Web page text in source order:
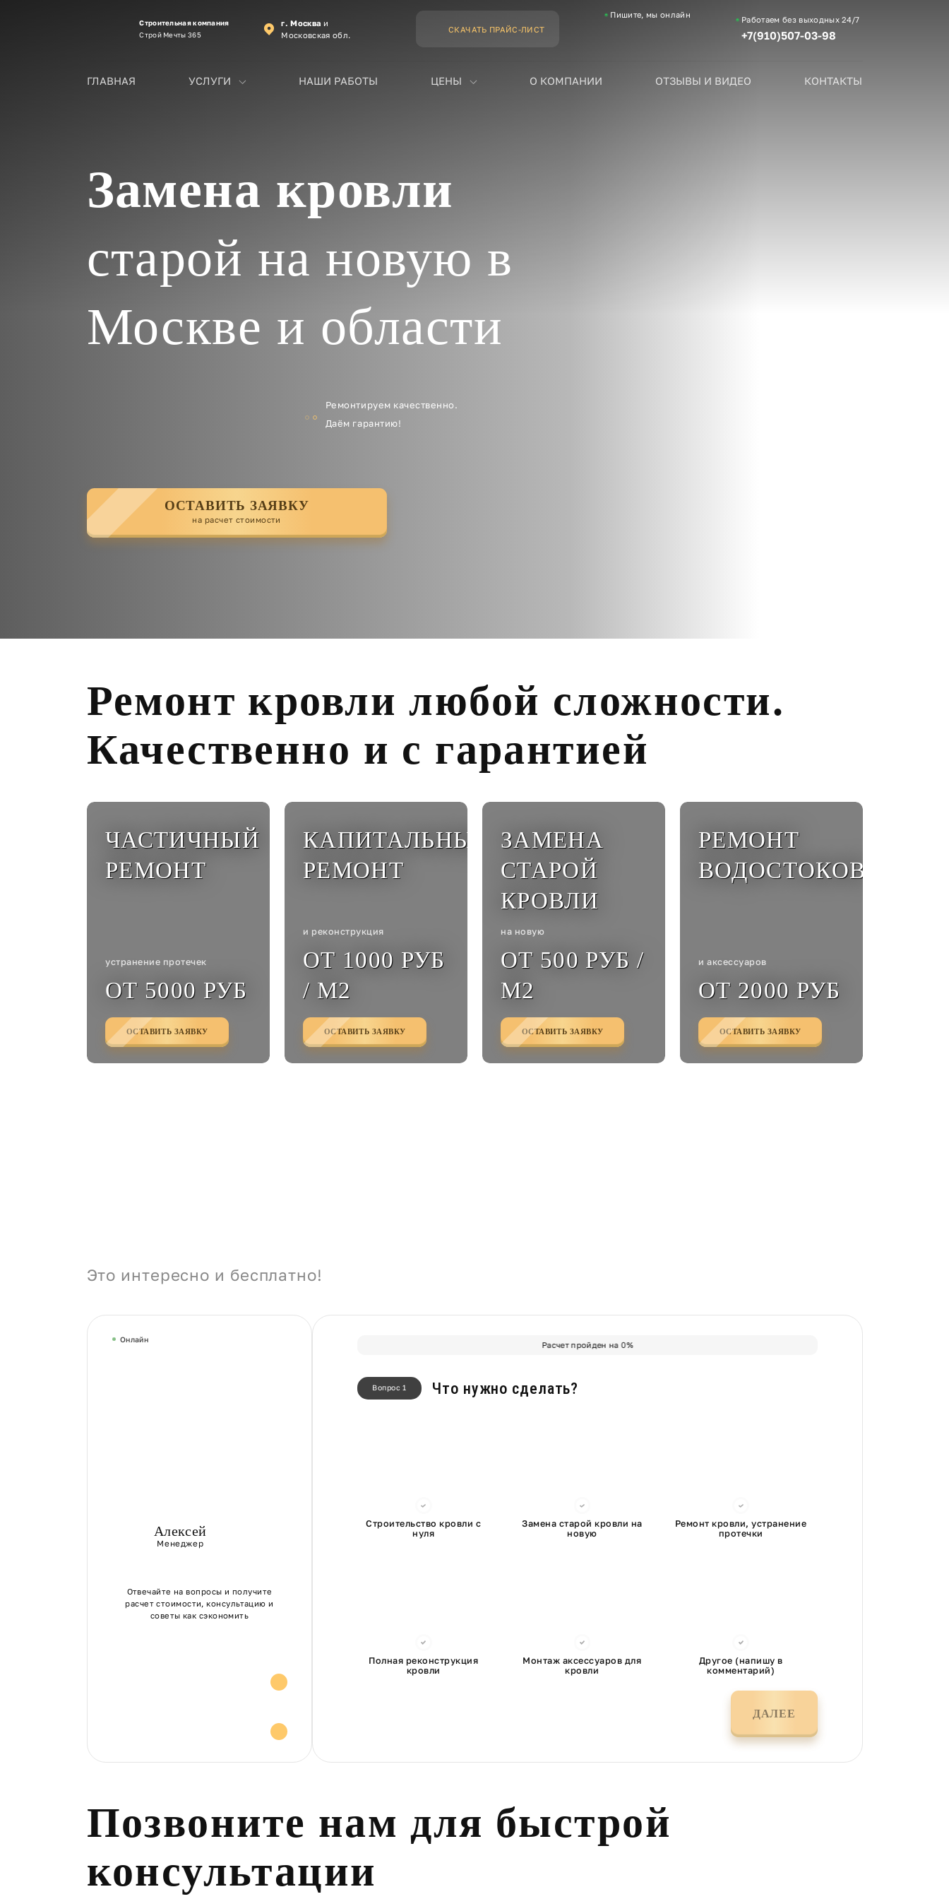
Строительная компания
Строй Мечты 365
г. Москва и
Московская обл.
СКАЧАТЬ ПРАЙС-ЛИСТ
Пишите, мы онлайн
Работаем без выходных24/7
+7(910)507-03-98
ГЛАВНАЯ УСЛУГИ НАШИ РАБОТЫ ЦЕНЫ О КОМПАНИИ ОТЗЫВЫ И ВИДЕО КОНТАКТЫ
Замена кровли
старой на новую в
Москве и области
Ремонтируем качественно.
Даём гарантию!
ОСТАВИТЬ ЗАЯВКУ
на расчет стоимости
Ремонт кровли любой сложности.
Качественно и с гарантией
ЧАСТИЧНЫЙ
РЕМОНТ
устранение протечек
ОТ 5000 РУБ
ОСТАВИТЬ ЗАЯВКУ
КАПИТАЛЬНЫЙ
РЕМОНТ
и реконструкция
ОТ 1000 РУБ
/ М2
ОСТАВИТЬ ЗАЯВКУ
ЗАМЕНА
СТАРОЙ
КРОВЛИ
на новую
ОТ 500 РУБ /
М2
ОСТАВИТЬ ЗАЯВКУ
РЕМОНТ
ВОДОСТОКОВ
и аксессуаров
ОТ 2000 РУБ
ОСТАВИТЬ ЗАЯВКУ
Это интересно и бесплатно!
Расчет пройден на0%
Вопрос 1 Что нужно сделать?
Строительство кровли с
нуля
Замена старой кровли на
новую
Ремонт кровли, устранение
протечки
Полная реконструкция
кровли
Монтаж аксессуаров для
кровли
Другое (напишу в
комментарий)
ДАЛЕЕ
Онлайн
Алексей
Менеджер
Отвечайте на вопросы и получите
расчет стоимости, консультацию и
советы как сэкономить
Позвоните нам для быстрой
консультации